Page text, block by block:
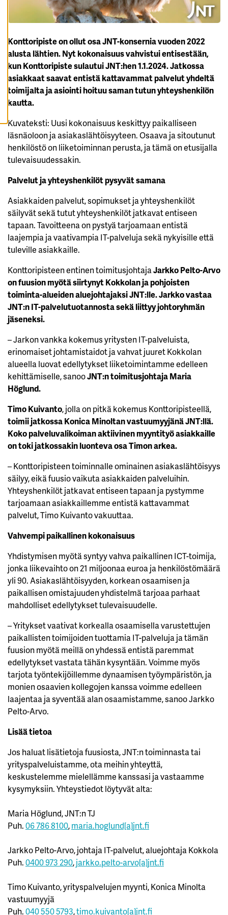
I
I
E
V
Ä
S
T
E
T
Konttoripiste on ollut osa JNT-konsernia vuoden 2022
alusta lähtien. Nyt kokonaisuus vahvistui entisestään,
kun Konttoripiste sulautui JNT:hen 1.1.2024. Jatkossa
asiakkaat saavat entistä kattavammat palvelut yhdeltä
toimijalta ja asiointi hoituu saman tutun yhteyshenkilön
kautta.
Kuvateksti: Uusi kokonaisuus keskittyy paikalliseen
läsnäoloon ja asiakaslähtöisyyteen. Osaava ja sitoutunut
henkilöstö on liiketoiminnan perusta, ja tämä on etusijalla
tulevaisuudessakin.
Palvelut ja yhteyshenkilöt pysyvät samana
Asiakkaiden palvelut, sopimukset ja yhteyshenkilöt
säilyvät sekä tutut yhteyshenkilöt jatkavat entiseen
tapaan. Tavoitteena on pystyä tarjoamaan entistä
laajempia ja vaativampia IT-palveluja sekä nykyisille että
tuleville asiakkaille.
Konttoripisteen entinen toimitusjohtajaJarkko Pelto-Arvo
on fuusion myötä siirtynyt Kokkolan ja pohjoisten
toiminta-alueiden aluejohtajaksi JNT:lle. Jarkko vastaa
JNT:n IT-palvelutuotannosta sekä liittyy johtoryhmän
jäseneksi.
– Jarkon vankka kokemus yritysten IT-palveluista,
erinomaiset johtamistaidot ja vahvat juuret Kokkolan
alueella luovat edellytykset liiketoimintamme edelleen
kehittämiselle, sanooJNT:n toimitusjohtaja Maria
Höglund.
Timo Kuivanto, jolla on pitkä kokemus Konttoripisteellä,
toimii jatkossa Konica Minoltan vastuumyyjänä JNT:llä.
Koko palveluvalikoiman aktiivinen myyntityö asiakkaille
on toki jatkossakin luonteva osa Timon arkea.
– Konttoripisteen toiminnalle ominainen asiakaslähtöisyys
säilyy, eikä fuusio vaikuta asiakkaiden palveluihin.
Yhteyshenkilöt jatkavat entiseen tapaan ja pystymme
tarjoamaan asiakkaillemme entistä kattavammat
palvelut, Timo Kuivanto vakuuttaa.
Vahvempi paikallinen kokonaisuus
Yhdistymisen myötä syntyy vahva paikallinen ICT-toimija,
jonka liikevaihto on 21 miljoonaa euroa ja henkilöstömäärä
yli 90. Asiakaslähtöisyyden, korkean osaamisen ja
paikallisen omistajuuden yhdistelmä tarjoaa parhaat
mahdolliset edellytykset tulevaisuudelle.
– Yritykset vaativat korkealla osaamisella varustettujen
paikallisten toimijoiden tuottamia IT-palveluja ja tämän
fuusion myötä meillä on yhdessä entistä paremmat
edellytykset vastata tähän kysyntään. Voimme myös
tarjota työntekijöillemme dynaamisen työympäristön, ja
monien osaavien kollegojen kanssa voimme edelleen
laajentaa ja syventää alan osaamistamme, sanoo Jarkko
Pelto-Arvo.
Lisää tietoa
Jos haluat lisätietoja fuusiosta, JNT:n toiminnasta tai
yrityspalveluistamme, ota meihin yhteyttä,
keskustelemme mielellämme kanssasi ja vastaamme
kysymyksiin. Yhteystiedot löytyvät alta:
Maria Höglund, JNT:n TJ
Puh.06 786 8100,maria.hoglund[a]jnt.fi
Jarkko Pelto-Arvo, johtaja IT-palvelut, aluejohtaja Kokkola
Puh.0400 973 290,jarkko.pelto-arvo[a]jnt.fi
Timo Kuivanto, yrityspalvelujen myynti, Konica Minolta
vastuumyyjä
Puh.040 550 5793,timo.kuivanto[a]jnt.fi